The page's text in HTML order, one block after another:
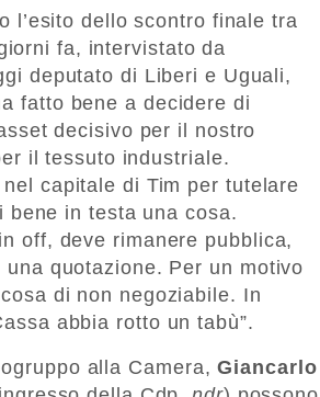
l’esito dello scontro finale tra
fa, intervistato da
deputato di Liberi e Uguali,
fatto bene a decidere di
decisivo per il nostro
il tessuto industriale.
capitale di Tim per tutelare
in testa una cosa.
off, deve rimanere pubblica,
quotazione. Per un motivo
di non negoziabile. In
abbia rotto un tabù”.
alla Camera,Giancarlo